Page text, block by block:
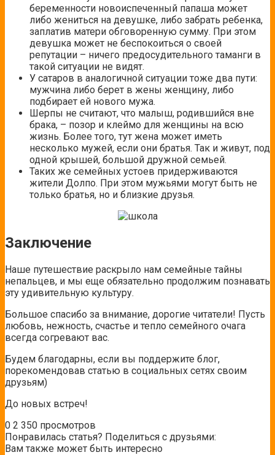
беременности новоиспеченный папаша может
либо жениться на девушке, либо забрать ребенка,
заплатив матери обговоренную сумму. При этом
девушка может не беспокоиться о своей
репутации – ничего предосудительного таманги в
такой ситуации не видят.
У сатаров в аналогичной ситуации тоже два пути:
мужчина либо берет в жены женщину, либо
подбирает ей нового мужа.
Шерпы не считают, что малыш, родившийся вне
брака, – позор и клеймо для женщины на всю
жизнь. Более того, тут жена может иметь
несколько мужей, если они братья. Так и живут, под
одной крышей, большой дружной семьей.
Таких же семейных устоев придерживаются
жители Долпо. При этом мужьями могут быть не
только братья, но и близкие друзья.
Заключение
Наше путешествие раскрыло нам семейные тайны
непальцев, и мы еще обязательно продолжим познавать
эту удивительную культуру.
Большое спасибо за внимание, дорогие читатели! Пусть
любовь, нежность, счастье и тепло семейного очага
всегда согревают вас.
Будем благодарны, если вы поддержите блог,
порекомендовав статью в социальных сетях своим
друзьям)
До новых встреч!
0 2 350 просмотров
Понравилась статья? Поделиться с друзьями:
Вам также может быть интересно